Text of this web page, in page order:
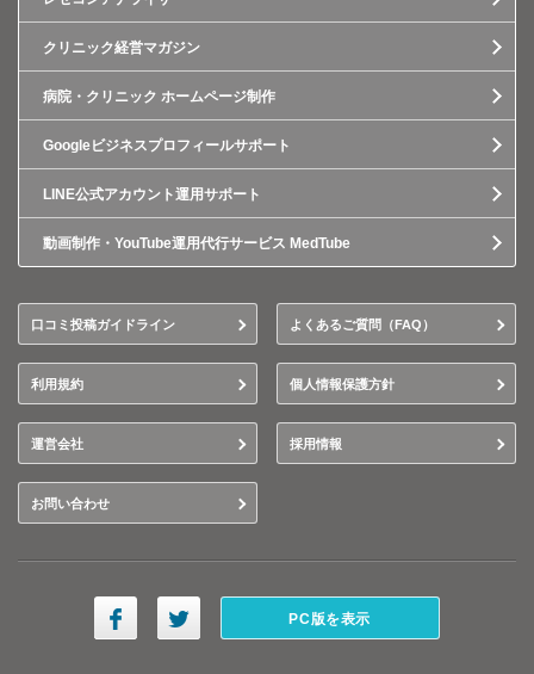
クリニック経営マガジン
病院・クリニック ホームページ制作
Googleビジネスプロフィールサポート
LINE公式アカウント運用サポート
動画制作・YouTube運用代行サービス MedTube
口コミ投稿ガイドライン よくあるご質問（FAQ）
利用規約 個人情報保護方針
運営会社 採用情報
お問い合わせ
PC版を表示